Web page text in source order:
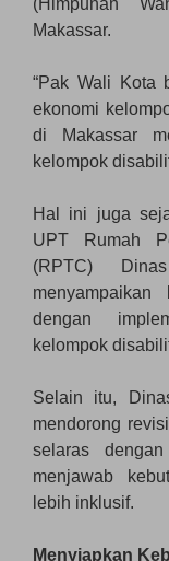
(Himpunan
Makassar.
“Pak Wali Kota
ekonomi
di Makassar
kelompok
Hal ini juga
UPT Rumah
(RPTC)
dengan
kelompok
Selain itu,
mendorong
selaras
menjawab
lebih inklusif.
Menyiapkan